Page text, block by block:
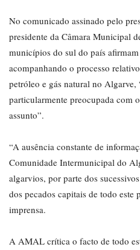
No comunicado assinado pelo
presidente da Câmara Municipal
municípios do sul do país
acompanhando o processo
petróleo e gás natural no Algarve,
particularmente preocupada com
assunto”.
“A ausência constante de
Comunidade Intermunicipal do
algarvios, por parte dos
dos pecados capitais de todo este
imprensa.
A AMAL crítica o facto de todo